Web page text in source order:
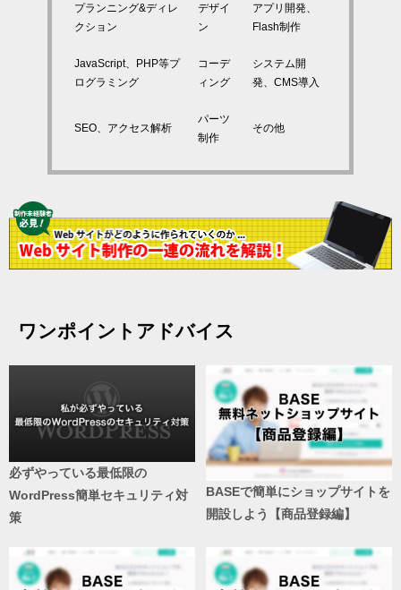
プランニング&ディレ
クション
デザイ
ン
アプリ開発、
Flash制作
JavaScript、PHP等プ
ログラミング
コーデ
ィング
システム開
発、CMS導入
SEO、アクセス解析
パーツ
制作
その他
ワンポイントアドバイス
必ずやっている最低限の
WordPress簡単セキュリティ対
策
BASEで簡単にショップサイトを
開設しよう【商品登録編】